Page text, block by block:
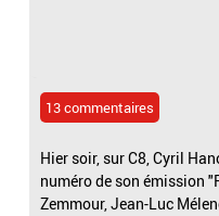
13 commentaires
Hier soir, sur C8, Cyril
numéro de son émission
Zemmour, Jean-Luc